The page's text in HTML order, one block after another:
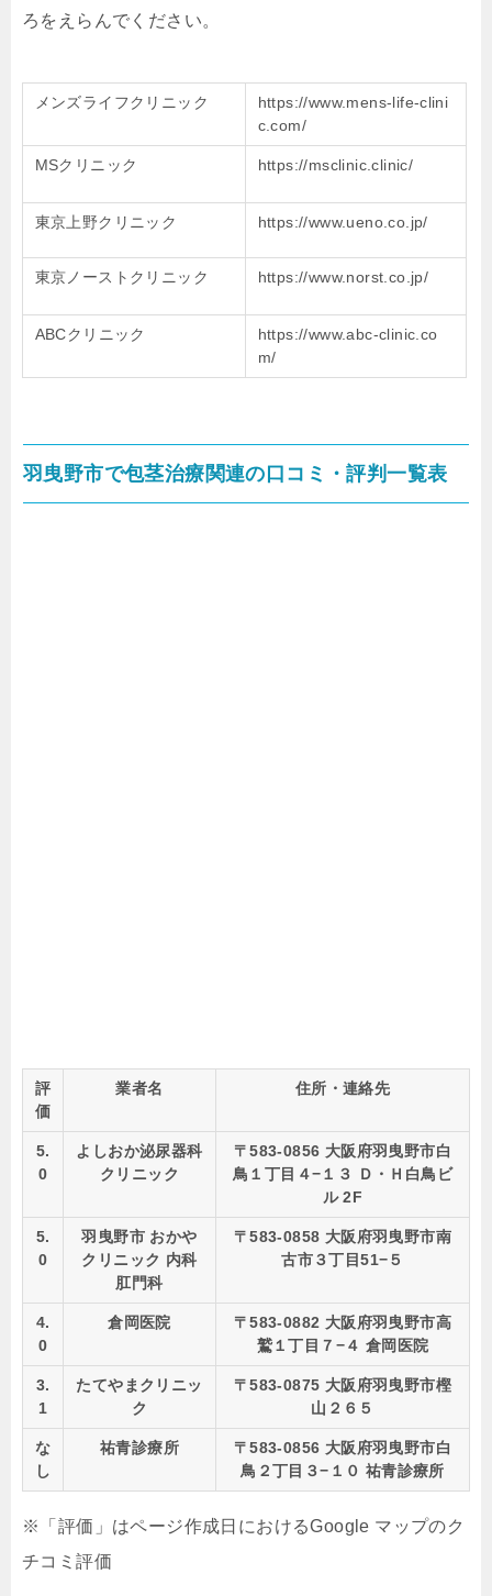
ろをえらんでください。
メンズライフクリニック
https://www.mens-life-clini
c.com/
MSクリニック https://msclinic.clinic/
東京上野クリニック https://www.ueno.co.jp/
東京ノーストクリニック https://www.norst.co.jp/
ABCクリニック
https://www.abc-clinic.co
m/
羽曳野市で包茎治療関連の口コミ・評判一覧表
評
価
業者名 住所・連絡先
5.
0
よしおか泌尿器科
クリニック
〒583-0856 大阪府羽曳野市白
鳥１丁目４−１３ Ｄ・Ｈ白鳥ビ
ル 2F
5.
0
羽曳野市 おかや
クリニック 内科
肛門科
〒583-0858 大阪府羽曳野市南
古市３丁目51−５
4.
0
倉岡医院
〒583-0882 大阪府羽曳野市高
鷲１丁目７−４ 倉岡医院
3.
1
たてやまクリニッ
ク
〒583-0875 大阪府羽曳野市樫
山２６５
な
し
祐青診療所
〒583-0856 大阪府羽曳野市白
鳥２丁目３−１０ 祐青診療所
※「評価」はページ作成日におけるGoogle マップのク
チコミ評価